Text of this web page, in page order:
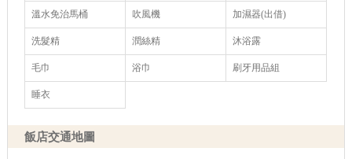
溫水免治馬桶 吹風機 加濕器(出借)
洗髮精 潤絲精 沐浴露
毛巾 浴巾 刷牙用品組
睡衣
飯店交通地圖